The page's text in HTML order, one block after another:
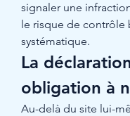
signaler une
le risque de contrôle
systématique.
La
obligation à
Au-delà du site lui-